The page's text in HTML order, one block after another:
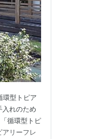
環型トピア
れのため
循環型トピ
リーフレ